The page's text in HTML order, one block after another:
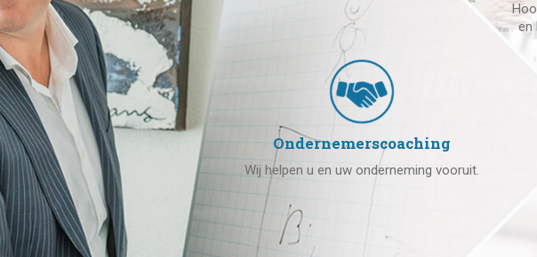
Ondernemerscoaching
Wij helpen u en uw onderneming vooruit.
en